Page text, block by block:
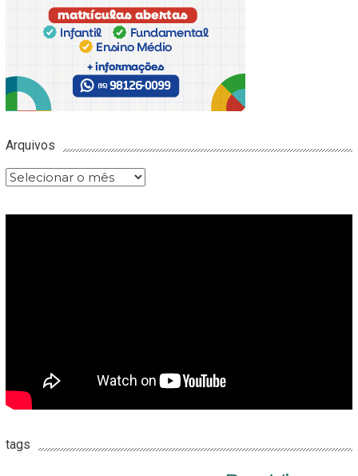
Arquivos
Arquivos
tags